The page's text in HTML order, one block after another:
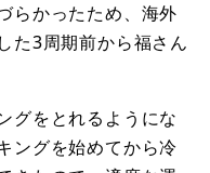
らかったため、海外
た3周期前から福さん
グをとれるようにな
ングを始めてから冷